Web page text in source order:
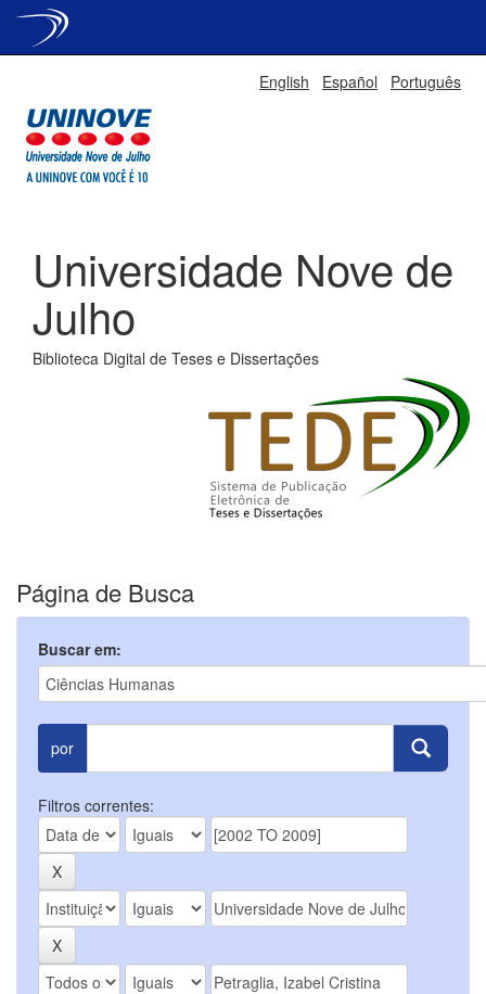
English Español Português
Universidade Nove de
Julho
Biblioteca Digital de Teses e Dissertações
Página de Busca
Buscar em:
por
Filtros correntes: